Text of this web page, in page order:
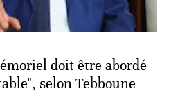
doit être abordé
selon Tebboune